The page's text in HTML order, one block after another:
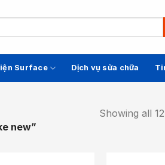
Surface Dịch vụ sửa chữa
new”
Showing all